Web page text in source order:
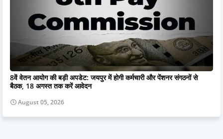
8वें वेतन आयोग की बड़ी अपडेट: जयपुर में होगी कर्मचारी और पेंशनर संगठनों से
बैठक, 18 अगस्त तक करें आवेदन
August 05, 2026